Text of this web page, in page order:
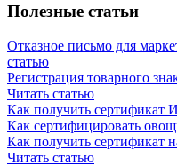
Полезные статьи
Отказное письмо для
статью
Регистрация товарного
Читать статью
Как получить
Как сертифицировать
Как получить сертификат
Читать статью